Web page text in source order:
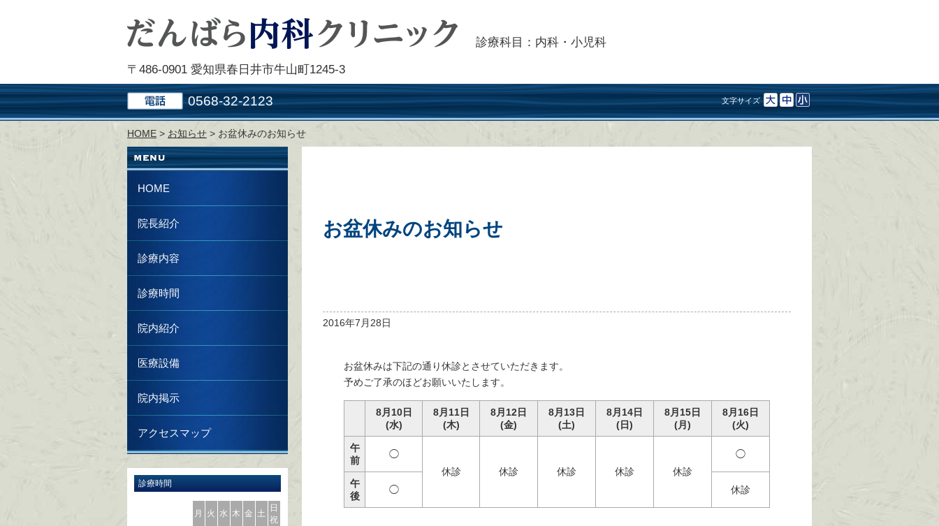
診療科目：内科・小児科
〒486-0901 愛知県春日井市牛山町1245-3
0568-32-2123 文字サイズ
HOME > お知らせ > お盆休みのお知らせ
お盆休みのお知らせ
2016年7月28日
お盆休みは下記の通り休診とさせていただきます。
予めご了承のほどお願いいたします。
8月10日
(水)
8月11日
(木)
8月12日
(金)
8月13日
(土)
8月14日
(日)
8月15日
(月)
8月16日
(火)
午
前
◯
休診
休診 休診 休診 休診
◯
午
後
◯ 休診
HOME
院長紹介
診療内容
診療時間
院内紹介
医療設備
院内掲示
アクセスマップ
診療時間
月 火 水 木 金 土
日
祝